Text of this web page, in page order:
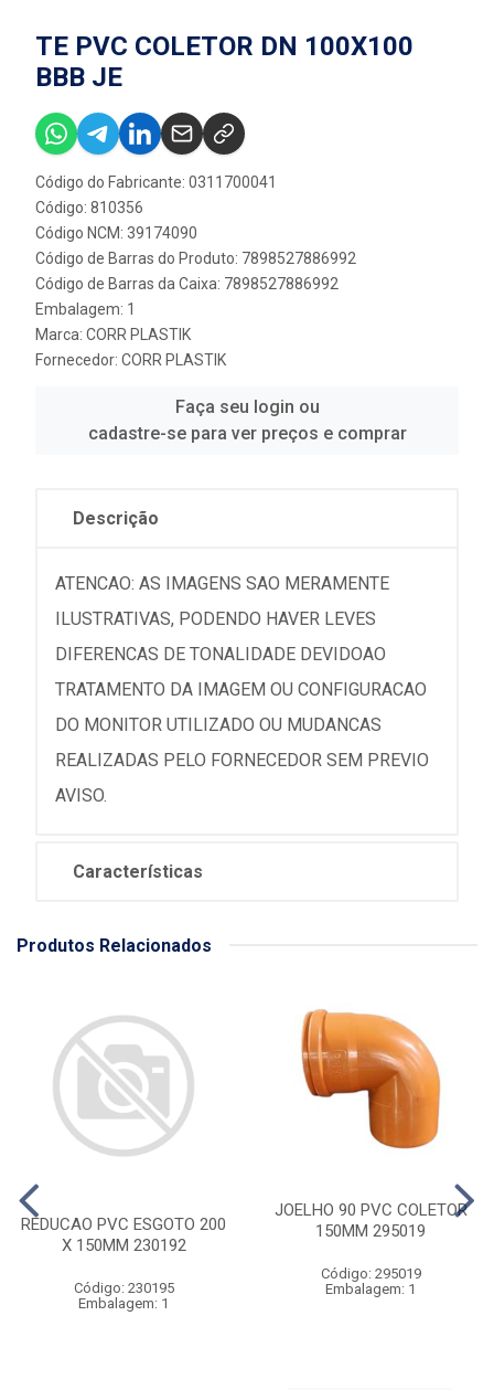
TE PVC COLETOR DN 100X100
BBB JE
Código do Fabricante: 0311700041
Código: 810356
Código NCM: 39174090
Código de Barras do Produto: 7898527886992
Código de Barras da Caixa: 7898527886992
Embalagem: 1
Marca: CORR PLASTIK
Fornecedor: CORR PLASTIK
Faça seu login ou
cadastre-se para ver preços e comprar
Descrição
ATENCAO: AS IMAGENS SAO MERAMENTE
ILUSTRATIVAS, PODENDO HAVER LEVES
DIFERENCAS DE TONALIDADE DEVIDOAO
TRATAMENTO DA IMAGEM OU CONFIGURACAO
DO MONITOR UTILIZADO OU MUDANCAS
REALIZADAS PELO FORNECEDOR SEM PREVIO
AVISO.
Características
Produtos Relacionados
REDUCAO PVC ESGOTO 200
X 150MM 230192
Código: 230195
Embalagem: 1
JOELHO 90 PVC COLETOR
150MM 295019
Código: 295019
Embalagem: 1